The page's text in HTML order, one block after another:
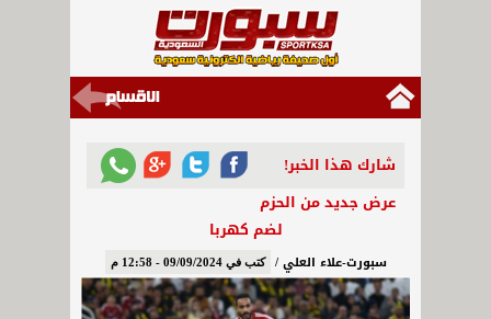
شارك هذا الخبر!
عرض جديد من الحزم
لضم كهربا
سبورت-علاء العلي / كتب في 09/09/2024 - 12:58 م